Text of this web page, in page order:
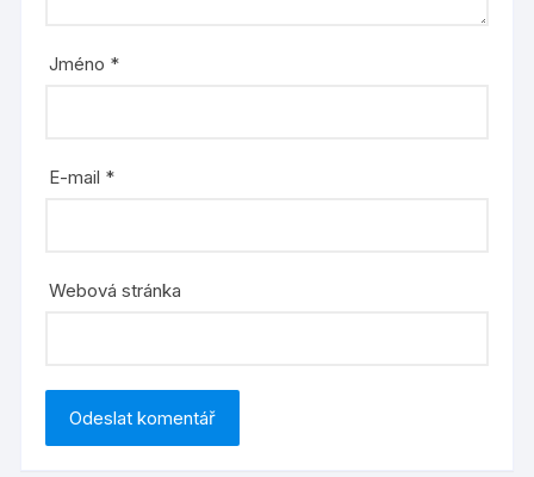
Jméno *
E-mail *
Webová stránka